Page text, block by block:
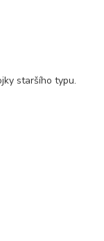
staršího typu.